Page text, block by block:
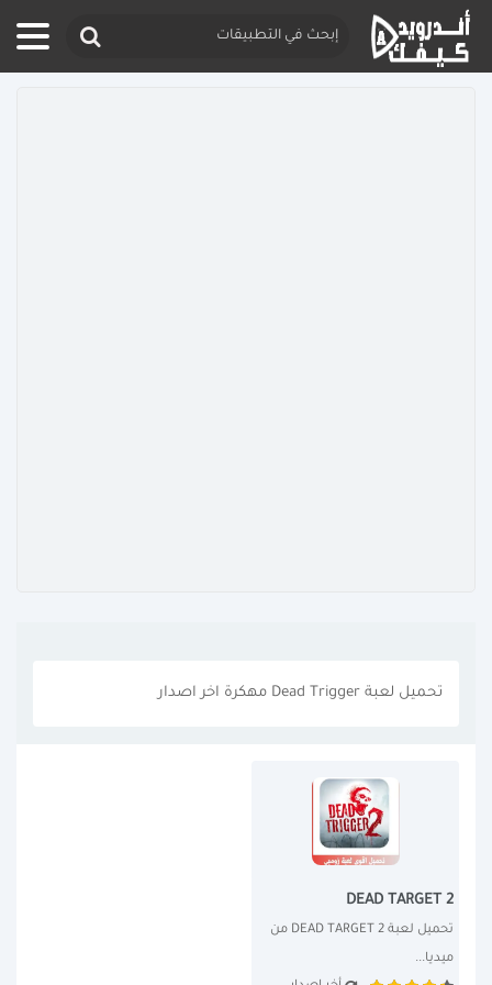
تحميل لعبة Dead Trigger مهكرة اخر اصدار
DEAD TARGET 2
ميديا...